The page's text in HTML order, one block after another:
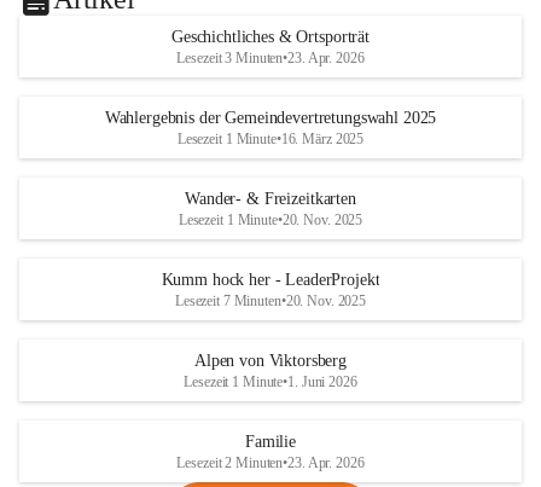
Geschichtliches & Ortsporträt
Lesezeit 3 Minuten•23. Apr. 2026
Wahlergebnis der Gemeindevertretungswahl 2025
Lesezeit 1 Minute•16. März 2025
Wander- & Freizeitkarten
Lesezeit 1 Minute•20. Nov. 2025
Kumm hock her - LeaderProjekt
Lesezeit 7 Minuten•20. Nov. 2025
Alpen von Viktorsberg
Lesezeit 1 Minute•1. Juni 2026
Familie
Lesezeit 2 Minuten•23. Apr. 2026